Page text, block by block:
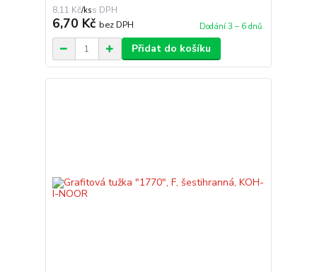
8,11 Kč/ks
6,70 Kč bez DPH Dodání 3 – 6 dnů
Přidat do košíku